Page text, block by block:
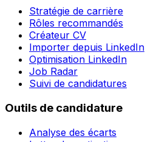
Stratégie de carrière
Rôles recommandés
Créateur CV
Importer depuis LinkedIn
Optimisation LinkedIn
Job Radar
Suivi de candidatures
Outils de candidature
Analyse des écarts